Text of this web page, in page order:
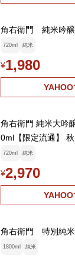
角右衛門 純米吟醸
720ml 純米
¥1,980
角右衛門 純米大吟
0ml【限定流通】
720ml 純米
¥2,970
角右衛門 特別純米
1800ml 純米